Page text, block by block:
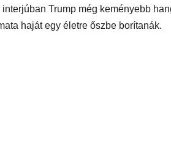
Trump még keményebb
haját egy életre őszbe borítanák.